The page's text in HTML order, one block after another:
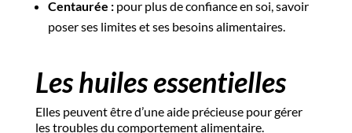
Centaurée : pour plus de confiance en soi, savoir
poser ses limites et ses besoins alimentaires.
Les huiles essentielles
Elles peuvent être d’une aide précieuse pour gérer
les troubles du comportement alimentaire.